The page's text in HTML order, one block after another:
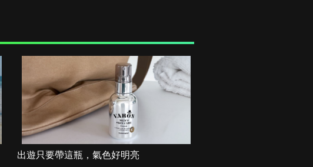
出遊只要帶這瓶，氣色好明亮